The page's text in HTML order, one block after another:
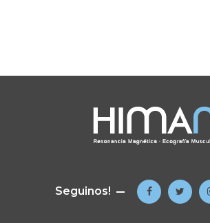
Seguinos!